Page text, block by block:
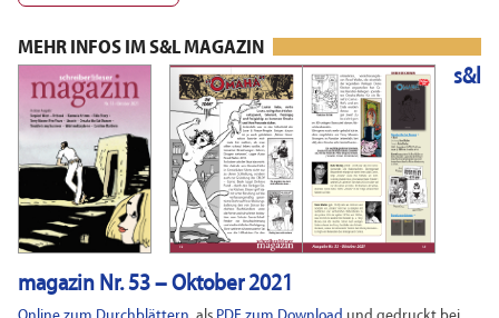
MEHR INFOS IM S&L MAGAZIN
s&l
magazin Nr. 53 – Oktober 2021